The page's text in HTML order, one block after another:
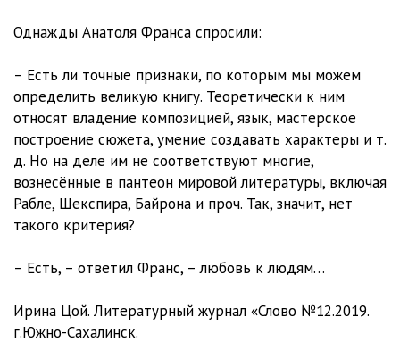
Однажды Анатоля Франса спросили:
– Есть ли точные признаки, по которым мы можем
определить великую книгу. Теоретически к ним
относят владение композицией, язык, мастерское
построение сюжета, умение создавать характеры и т.
д. Но на деле им не соответствуют многие,
вознесённые в пантеон мировой литературы, включая
Рабле, Шекспира, Байрона и проч. Так, значит, нет
такого критерия?
– Есть, – ответил Франс, – любовь к людям…
Ирина Цой. Литературный журнал «Слово №12.2019.
г.Южно-Сахалинск.